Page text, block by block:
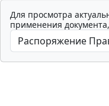
Для просмотра
применения